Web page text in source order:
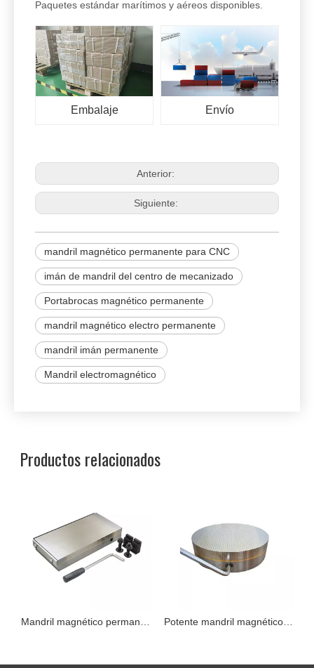
Paquetes estándar marítimos y aéreos disponibles.
Embalaje Envío
Anterior:
Siguiente:
mandril magnético permanente para CNC
imán de mandril del centro de mecanizado
Portabrocas magnético permanente
mandril magnético electro permanente
mandril imán permanente
Mandril electromagnético
Productos relacionados
Mandril magnético permanente de micropolo rectangular para amoladora de superficie Potente mandril magnético permanente redondo